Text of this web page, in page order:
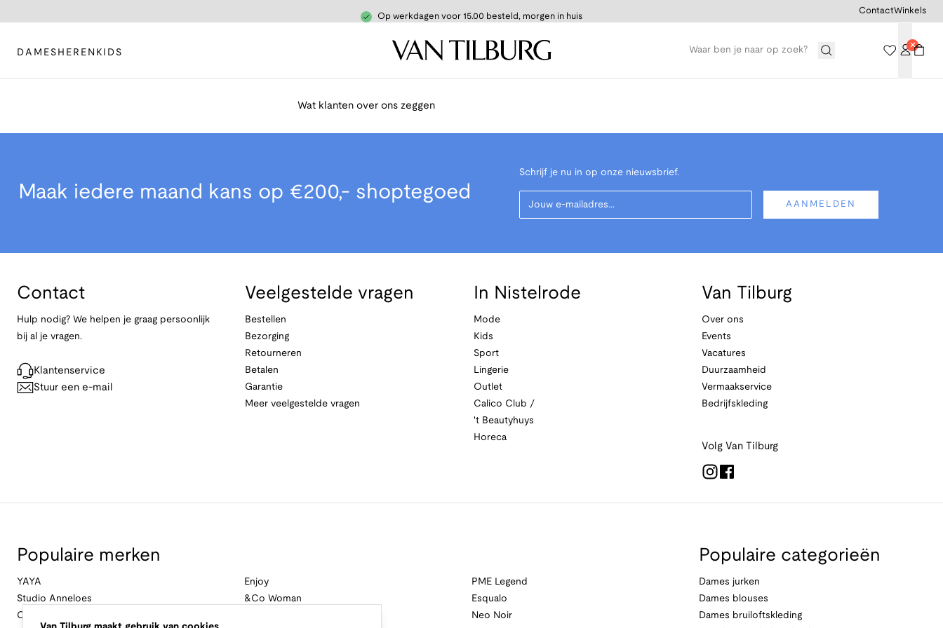
Op werkdagen voor 15.00 besteld, morgen in huis
DAMES HEREN KIDS
ContactWinkels
Wat klanten over ons zeggen
Maak iedere maand kans op €200,- shoptegoed
Schrijf je nu in op onze nieuwsbrief.
Your Email
AANMELDEN
Contact
Hulp nodig? We helpen je graag persoonlijk
bij al je vragen.
Klantenservice
Stuur een e-mail
Veelgestelde vragen
Bestellen
Bezorging
Retourneren
Betalen
Garantie
Meer veelgestelde vragen
In Nistelrode
Mode
Kids
Sport
Lingerie
Outlet
Calico Club /
't Beautyhuys
Horeca
Van Tilburg
Over ons
Events
Vacatures
Duurzaamheid
Vermaakservice
Bedrijfskleding
Volg Van Tilburg
Populaire merken
YAYA
Studio Anneloes
Cambio
Enjoy
&Co Woman
PME Legend
Esqualo
Neo Noir
Populaire categorieën
Dames jurken
Dames blouses
Dames bruiloftskleding